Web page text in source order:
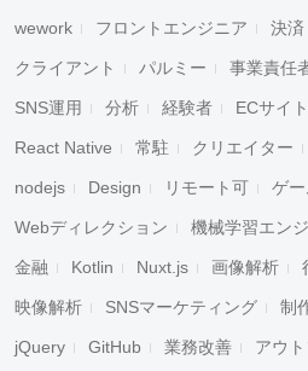
wework フロントエンジニア 決済
クライアント パルミー 事業責任
SNS運用 分析 経験者 ECサイト
React Native 常駐 クリエイター
nodejs Design リモート可 ゲー
Webディレクション 機械学習エン
金融 Kotlin Nuxt.js 画像解析
映像解析 SNSマーケティング 制
jQuery GitHub 業務改善 アウ